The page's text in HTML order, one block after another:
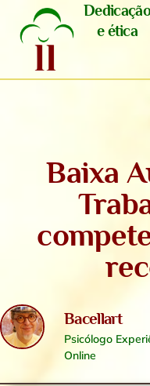
Dedicação
e ética
Baixa
Bacellart
Psicólogo
Online